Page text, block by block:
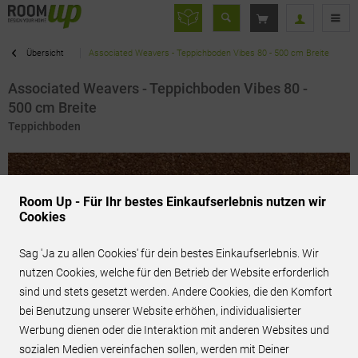
Übersicht Associated Weavers - Teppichboden Vibes 80 - 500 cm Breite
Associated Weavers - Teppichboden Vibes 80 -
500 cm Breite
Teppichboden
Room Up - Für Ihr bestes Einkaufserlebnis nutzen wir
Cookies
Sag 'Ja zu allen Cookies' für dein bestes Einkaufserlebnis. Wir
nutzen Cookies, welche für den Betrieb der Website erforderlich
sind und stets gesetzt werden. Andere Cookies, die den Komfort
bei Benutzung unserer Website erhöhen, individualisierter
Werbung dienen oder die Interaktion mit anderen Websites und
sozialen Medien vereinfachen sollen, werden mit Deiner